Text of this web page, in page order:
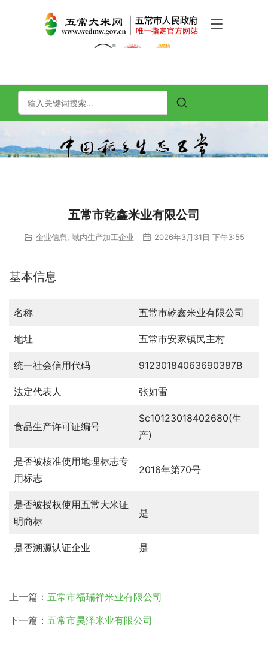
五常市乾鑫米业有限公司
企业信息 域内生产加工企业 2026年3月31日 下午3:55
基本信息
名称 五常市乾鑫米业有限公司
地址 五常市安家镇民主村
统一社会信用代码 91230184063690387B
法定代表人 张如雷
食品生产许可证编号
Sc10123018402680(生
产)
是否被核准使用地理标志专
用标志
2016年第70号
是否被授权使用五常大米证
明商标
是
是否溯源认证企业 是
上一篇： 五常市福瑞祥米业有限公司
下一篇： 五常市昊泽米业有限公司